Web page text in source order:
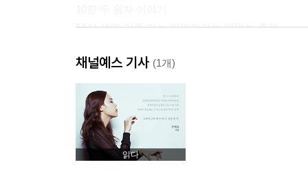
11장 생명 거주 가능 영역이라는 덧없는 축복
13장 가능한 세계
감사의 말
더 읽을거리
도판 저작권
찾아보기
채널예스 기사 (1개)
읽다